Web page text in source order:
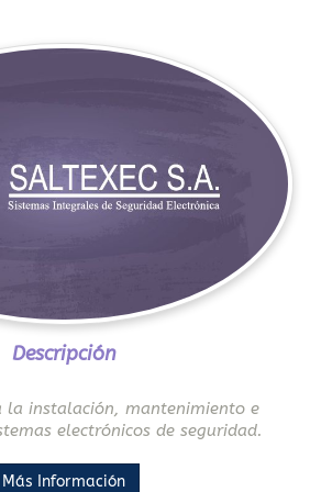
Descripción
la instalación, mantenimiento e
electrónicos de seguridad.
Más Información